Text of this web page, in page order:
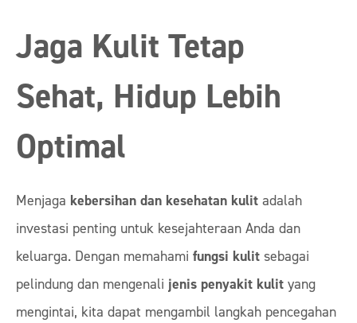
Jaga Kulit Tetap
Sehat, Hidup Lebih
Optimal
Menjaga kebersihan dan kesehatan kulit adalah
investasi penting untuk kesejahteraan Anda dan
keluarga. Dengan memahami fungsi kulit sebagai
pelindung dan mengenali jenis penyakit kulit yang
mengintai, kita dapat mengambil langkah pencegahan